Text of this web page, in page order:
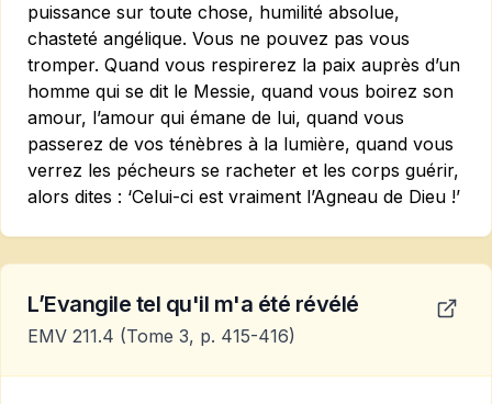
puissance sur toute chose, humilité absolue,
chasteté angélique. Vous ne pouvez pas vous
tromper. Quand vous respirerez la paix auprès d’un
homme qui se dit le Messie, quand vous boirez son
amour, l’amour qui émane de lui, quand vous
passerez de vos ténèbres à la lumière, quand vous
verrez les pécheurs se racheter et les corps guérir,
alors dites : ‘Celui-ci est vraiment l’Agneau de Dieu !’
L’Evangile tel qu'il m'a été révélé
EMV 211.4 (Tome 3, p. 415-416)